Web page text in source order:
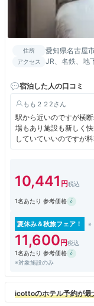
住所 愛知県名古屋
アクセス
JR、名鉄、地
宿泊した人の口コミ
もも２２2
駅から近いのですが横
場もあり施設も新しく
していていいのですが
ニティが充実していて
10,441
1名あたり 参考価格
夏休み＆秋旅フェア！
11,600
1名あたり 参考価格
※対象施設のみ